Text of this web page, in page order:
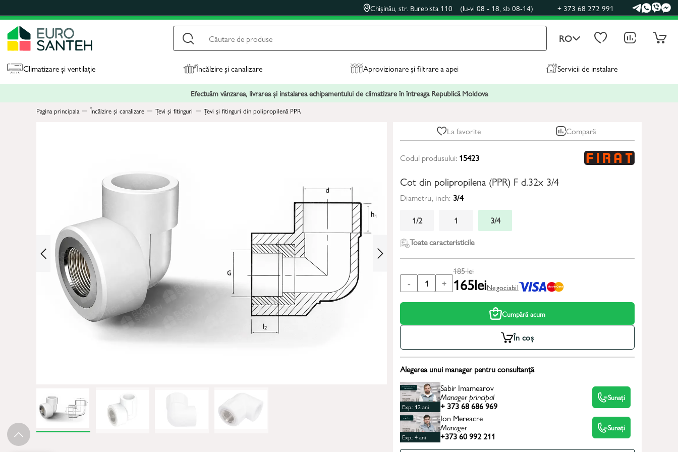
Chișinău, str. Burebista 110 (lu-vi 08 - 18, sb 08-14) + 373 68 272 991
RO
Climatizare și ventilație Încălzire și canalizare Aprovizionare și filtrare a apei Servicii de instalare
Efectuăm vânzarea, livrarea și instalarea echipamentului de climatizare în întreaga Republică Moldova
Pagina principala Încălzire și canalizare Țevi și fitinguri Țevi și fitinguri din polipropilenă PPR
La favorite Compară
Codul produsului: 15423
Cot din polipropilena (PPR) F d.32x 3/4
Diametru, inch: 3/4
1/2
1
3/4
Toate caracteristicile
- 1 +
185lei
165leiNegociabil
Cumpără acum
În coș
Alegerea unui manager pentru consultanță
Exp.: 12 ani
Sabir Imamearov
Manager principal
+ 373 68 686 969
Sunați
Exp.: 4 ani
Ion Mereacre
Manager
+373 60 992 211
Sunați